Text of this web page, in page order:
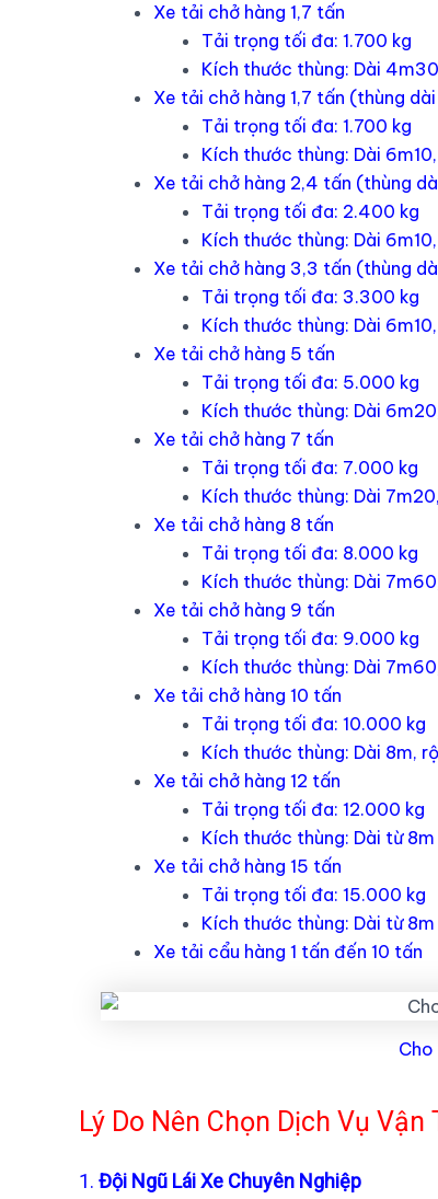
Xe tải chở hàng 1,7 tấn
Tải trọng tối đa: 1.700 kg
Kích thước thùng: Dài
Xe tải chở hàng 1,7 tấn (thùng
Tải trọng tối đa: 1.700 kg
Kích thước thùng: Dài
Xe tải chở hàng 2,4 tấn (thùng
Tải trọng tối đa: 2.400 kg
Kích thước thùng: Dài
Xe tải chở hàng 3,3 tấn (thùng
Tải trọng tối đa: 3.300 kg
Kích thước thùng: Dài
Xe tải chở hàng 5 tấn
Tải trọng tối đa: 5.000 kg
Kích thước thùng: Dài
Xe tải chở hàng 7 tấn
Tải trọng tối đa: 7.000 kg
Kích thước thùng: Dài
Xe tải chở hàng 8 tấn
Tải trọng tối đa: 8.000 kg
Kích thước thùng: Dài
Xe tải chở hàng 9 tấn
Tải trọng tối đa: 9.000 kg
Kích thước thùng: Dài
Xe tải chở hàng 10 tấn
Tải trọng tối đa: 10.000 kg
Kích thước thùng: Dài 8m,
Xe tải chở hàng 12 tấn
Tải trọng tối đa: 12.000 kg
Kích thước thùng: Dài từ
Xe tải chở hàng 15 tấn
Tải trọng tối đa: 15.000 kg
Kích thước thùng: Dài từ
Xe tải cẩu hàng 1 tấn đến 10 tấn
Cho
Lý Do Nên Chọn Dịch Vụ
1. Đội Ngũ Lái Xe Chuyên Nghiệp